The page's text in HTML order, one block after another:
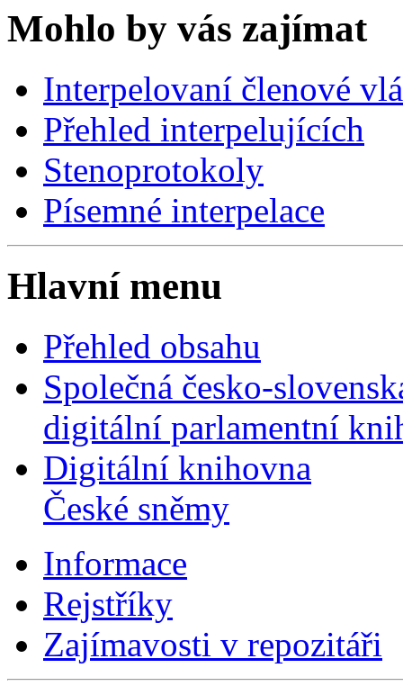
Mohlo by vás zajímat
Interpelovaní členové
Přehled interpelujících
Stenoprotokoly
Písemné interpelace
Hlavní menu
Přehled obsahu
Společná česko-
digitální parlamentní
Digitální knihovna
České sněmy
Informace
Rejstříky
Zajímavosti v repozitáři